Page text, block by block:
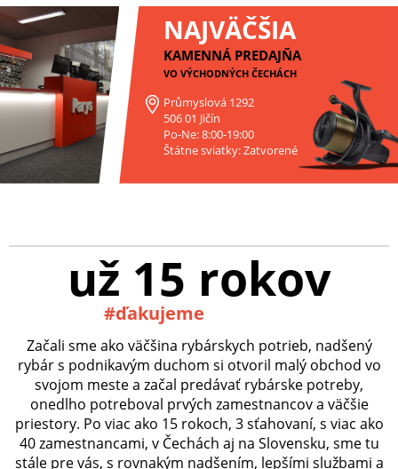
NAJVÄČŠIA
KAMENNÁ PREDAJŇA
VO VÝCHODNÝCH ČECHÁCH
Průmyslová 1292
506 01 Jičín
Po-Ne: 8:00-19:00
Štátne sviatky: Zatvorené
už 15 rokov
#ďakujeme
Začali sme ako väčšina rybárskych potrieb, nadšený
rybár s podnikavým duchom si otvoril malý obchod vo
svojom meste a začal predávať rybárske potreby,
onedlho potreboval prvých zamestnancov a väčšie
priestory. Po viac ako 15 rokoch, 3 sťahovaní, s viac ako
40 zamestnancami, v Čechách aj na Slovensku, sme tu
stále pre vás, s rovnakým nadšením, lepšími službami a